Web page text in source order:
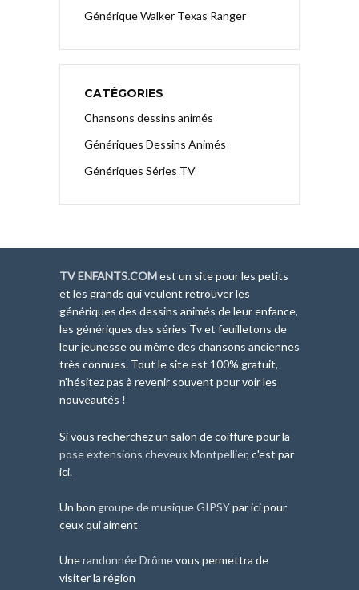
Générique Walker Texas Ranger
CATÉGORIES
Chansons dessins animés
Génériques Dessins Animés
Génériques Séries TV
TV ENFANTS.COMest un site pour les petits
et les grands qui veulent retrouver les
génériques des dessins animés de leur enfance,
les génériques des séries Tv et feuilletons de
leur jeunesse ou même des chansons anciennes
très connues. Tout le site est 100% gratuit,
n'hésitez pas à revenir souvent pour voir les
nouveautés !
Si vous recherchez un salon de coiffure pour la
pose extensions cheveux Montpellier, c'est par
ici.
Un bon groupe de musique GIPSYpar ici pour
ceux qui aiment
Unerandonnée Drômevous permettra de
visiter la région